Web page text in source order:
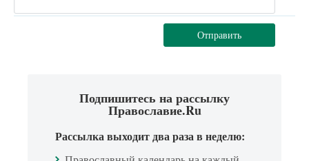
Отправить
Подпишитесь на рассылку
Православие.Ru
Рассылка выходит два раза в неделю: